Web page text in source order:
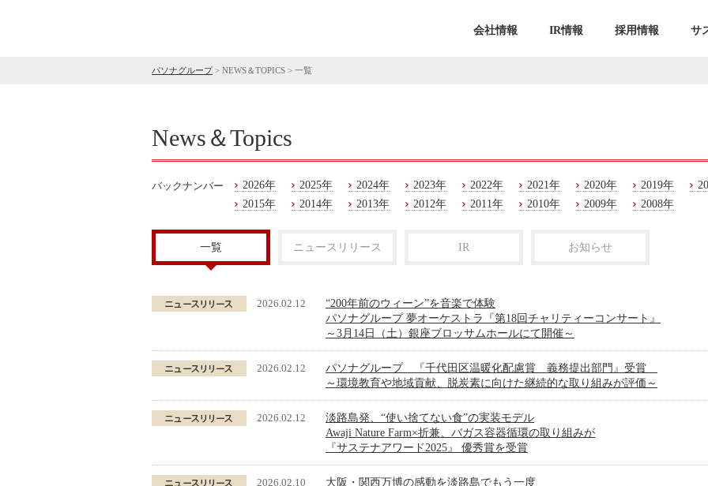
会社情報 IR情報 採用情報 サ
パソナグループ> NEWS＆TOPICS > 一覧
News＆Topics
バックナンバー 2026年 2025年 2024年 2023年 2022年 2021年 2020年 2019年
2015年
2014年 2013年 2012年 2011年 2010年 2009年 2008年
一覧 ニュースリリース IR お知らせ
2026.02.12
“200年前のウィーン”を音楽で体験
パソナグループ 夢オーケストラ『第18回チャリティーコンサート』
～3月14日（土）銀座ブロッサムホールにて開催～
2026.02.12
パソナグループ 『千代田区温暖化配慮賞 義務提出部門』受賞
～環境教育や地域貢献、脱炭素に向けた継続的な取り組みが評価～
2026.02.12
淡路島発、“使い捨てない食”の実装モデル
Awaji Nature Farm×折兼、バガス容器循環の取り組みが
『サステナアワード2025』 優秀賞を受賞
2026.02.10
大阪・関西万博の感動を淡路島でもう一度